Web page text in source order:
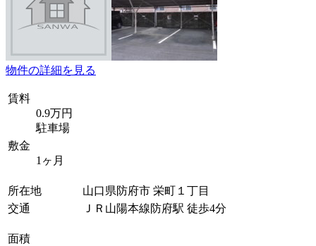
物件の詳細を見る
賃料
0.9万円
駐車場
敷金
1ヶ月
所在地
山口県防府市 栄町１丁目
交通
ＪＲ山陽本線防府駅 徒歩4分
面積